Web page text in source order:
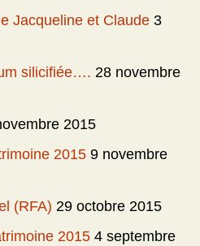
Jacqueline et Claude 3
silicifiée…. 28 novembre
2015
2015 9 novembre
(RFA) 29 octobre 2015
2015 4 septembre